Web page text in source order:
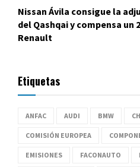
Nissan Ávila consigue la
del Qashqai y compensa un
Renault
Etiquetas
ANFAC AUDI BMW
COMISIÓN EUROPEA
EMISIONES FACONAUTO